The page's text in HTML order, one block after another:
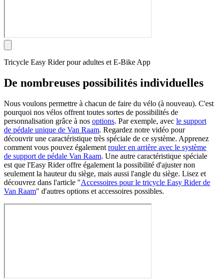
Tricycle Easy Rider pour adultes et E-Bike App
De nombreuses possibilités individuelles
Nous voulons permettre à chacun de faire du vélo (à nouveau). C'est
pourquoi nos vélos offrent toutes sortes de possibilités de
personnalisation grâce à nos options. Par exemple, avec le support
de pédale unique de Van Raam. Regardez notre vidéo pour
découvrir une caractéristique très spéciale de ce système. Apprenez
comment vous pouvez également rouler en arrière avec le système
de support de pédale Van Raam. Une autre caractéristique spéciale
est que l'Easy Rider offre également la possibilité d'ajuster non
seulement la hauteur du siège, mais aussi l'angle du siège. Lisez et
découvrez dans l'article "Accessoires pour le tricycle Easy Rider de
Van Raam" d'autres options et accessoires possibles.